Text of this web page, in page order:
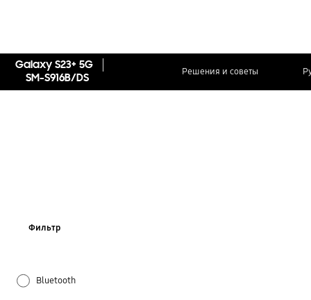
Galaxy S23+ 5G
SM-S916B/DS
Решения и советы
Фильтр
Bluetooth